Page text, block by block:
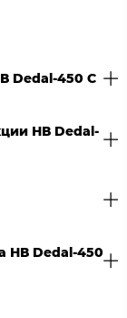
Dedal-450 C
НВ Dedal-
НВ Dedal-450